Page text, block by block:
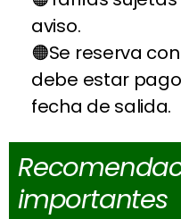
aviso.
Se reserva
debe estar
fecha de salida.
importantes